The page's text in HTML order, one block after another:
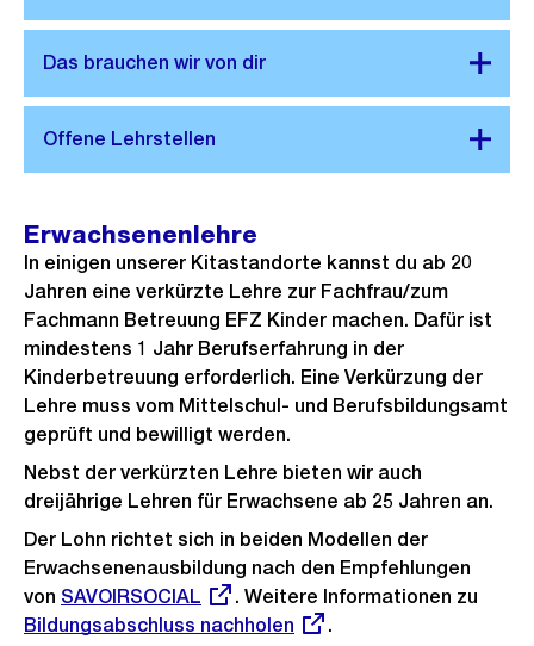
Erwachsenenlehre
In einigen unserer Kitastandorte kannst du ab 20
Jahren eine verkürzte Lehre zur Fachfrau/zum
Fachmann Betreuung EFZ Kinder machen. Dafür ist
mindestens 1 Jahr Berufserfahrung in der
Kinderbetreuung erforderlich. Eine Verkürzung der
Lehre muss vom Mittelschul- und Berufsbildungsamt
geprüft und bewilligt werden.
Nebst der verkürzten Lehre bieten wir auch
dreijährige Lehren für Erwachsene ab 25 Jahren an.
Der Lohn richtet sich in beiden Modellen der
Erwachsenenausbildung nach den Empfehlungen
von Externer
Link:
SAVOIRSOCIAL . Weitere Informationen zu
Bildungsabschluss nachholen .